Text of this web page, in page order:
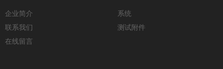
企业简介
联系我们
在线留言
系统
测试附件